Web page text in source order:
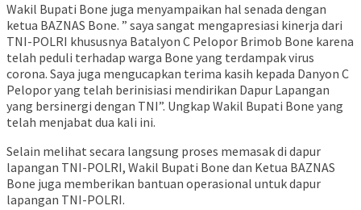
Wakil Bupati Bone juga menyampaikan hal senada dengan
ketua BAZNAS Bone. ” saya sangat mengapresiasi kinerja dari
TNI-POLRI khususnya Batalyon C Pelopor Brimob Bone karena
telah peduli terhadap warga Bone yang terdampak virus
corona. Saya juga mengucapkan terima kasih kepada Danyon C
Pelopor yang telah berinisiasi mendirikan Dapur Lapangan
yang bersinergi dengan TNI”. Ungkap Wakil Bupati Bone yang
telah menjabat dua kali ini.
Selain melihat secara langsung proses memasak di dapur
lapangan TNI-POLRI, Wakil Bupati Bone dan Ketua BAZNAS
Bone juga memberikan bantuan operasional untuk dapur
lapangan TNI-POLRI.